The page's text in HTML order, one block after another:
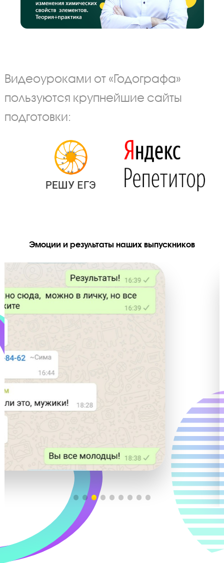
Видеоуроками от «Годографа»
пользуются крупнейшие сайты
подготовки:
Эмоции и результаты наших выпускников